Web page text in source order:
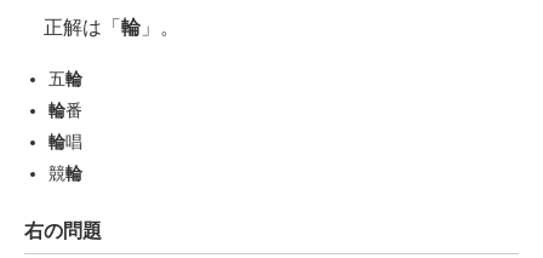
マーケ×ITの今がよく分かる
ITエンジニア向け専門サイト
企業向けIT製品の総合サイト
製造業のIT導入・活用を支援
正解は「 輪 」。
五輪
輪番
輪唱
競輪
右の問題